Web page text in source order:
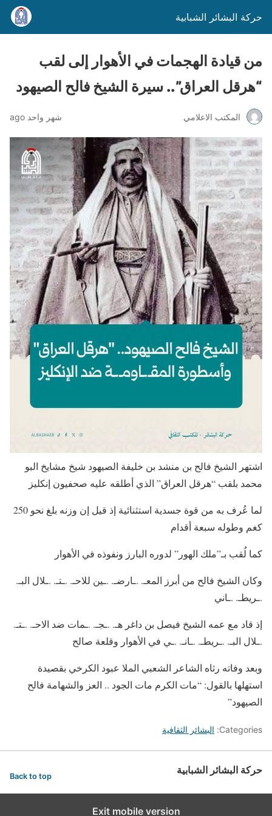
حركة البشائر الشبابية
من قيادة الهجمات في الأهوار إلى لقب
“هرقل العراق”.. سيرة الشيخ فالح الصيهود
المكتب الاعلامي شهر واحد ago
اشتهر الشيخ فالح بن منشد بن خليفة الصيهود شيخ مشايخ البو
محمد بلقب “هرقل العراق” الذي أطلقه عليه صحفيون إنكليز
لما عُرف به من قوة جسدية استثنائية إذ قيل إن وزنه بلغ نحو 250
كغم وطوله سبعة أقدام
كما لُقب بـ”ملك الهور” لدوره البارز ونفوذه في الأهوار
وكان الشيخ فالح من أبرز المعـ. .ـارضـ. .ـين للاحـ. .ـتـ. .ـلال البـ.
.ـريطـ. .ـاني
إذ قاد مع عمه الشيخ فيصل بن داغر هـ. .ـجـ. .ـمات ضد الاحـ. .ـتـ.
.ـلال البـ. .ـريطـ. .ـانـ. .ـي في الأهوار وقلعة صالح
وبعد وفاته رثاه الشاعر الشعبي الملا عبود الكرخي بقصيدة
استهلها بالقول: “مات الكرم مات الجود .. العز والشهامة فالح
الصيهود”
Categories: البشائر الثقافية
حركة البشائر الشبابية Back to top
Exit mobile version